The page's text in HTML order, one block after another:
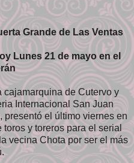
Grande de Las Ventas
Lunes 21 de mayo en el
de Cutervo y
Internacional San Juan
presentó el último viernes en
y toreros para el serial
vecina Chota por ser el más